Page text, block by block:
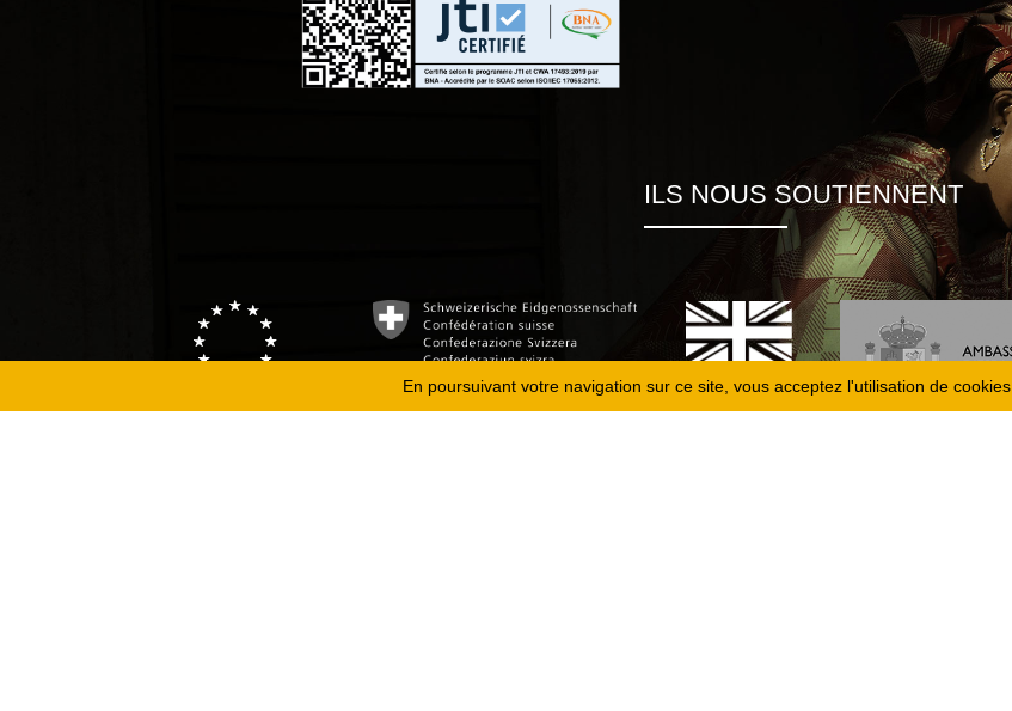
En poursuivant votre navigation sur ce site, vous acceptez l'utilisation de cookies.
ILS NOUS SOUTIENNENT